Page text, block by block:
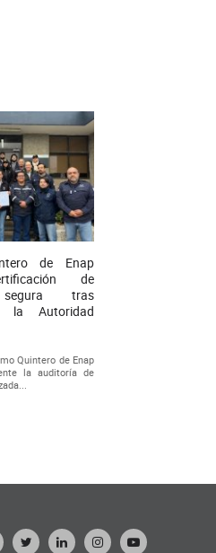
de Enap
de
tras
la Autoridad
Quintero de Enap
la auditoría de